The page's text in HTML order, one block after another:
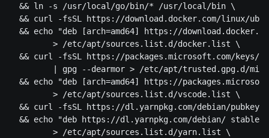
  && ln -s /usr/local/go/bin/* /usr/local/bin \
&& curl -fsSL https://download.docker.com/linux/
&& echo "deb [arch=amd64] https://
         > /etc/apt/sources.list.d/docker.list \
&& curl -fsSL https://packages.microsoft.com/keys/
| gpg --dearmor > /etc/apt/trusted.gpg.d/
&& echo "deb [arch=amd64] https://
         > /etc/apt/sources.list.d/vscode.list \
&& curl -fsSL https://dl.yarnpkg.com/debian/
&& echo "deb https://dl.yarnpkg.com/debian/ stable
         > /etc/apt/sources.list.d/yarn.list \